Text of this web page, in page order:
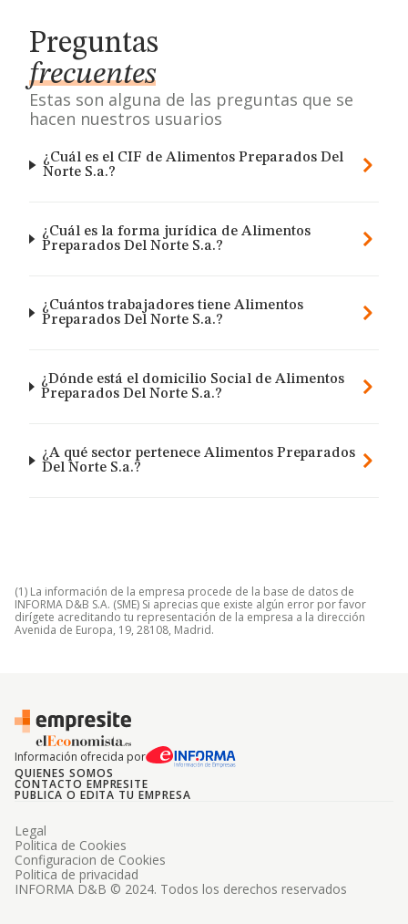
Preguntas
frecuentes
Estas son alguna de las preguntas que se
hacen nuestros usuarios
¿Cuál es el CIF de Alimentos Preparados Del
Norte S.a.?
¿Cuál es la forma jurídica de Alimentos
Preparados Del Norte S.a.?
¿Cuántos trabajadores tiene Alimentos
Preparados Del Norte S.a.?
¿Dónde está el domicilio Social de Alimentos
Preparados Del Norte S.a.?
¿A qué sector pertenece Alimentos Preparados
Del Norte S.a.?
(1) La información de la empresa procede de la base de datos de
INFORMA D&B S.A. (SME) Si aprecias que existe algún error por favor
dirígete acreditando tu representación de la empresa a la dirección
Avenida de Europa, 19, 28108, Madrid.
Información ofrecida por
QUIENES SOMOS
CONTACTO EMPRESITE
PUBLICA O EDITA TU EMPRESA
INFORMA D&B © 2024. Todos los derechos reservados
Legal
Politica de Cookies
Configuracion de Cookies
Politica de privacidad